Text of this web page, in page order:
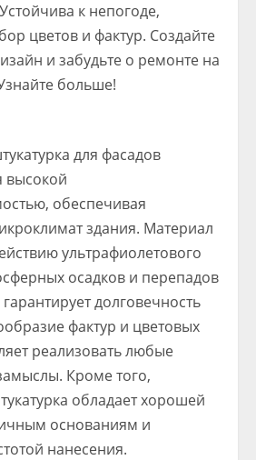
к непогоде,
цветов и фактур. Создайте
и забудьте о ремонте на
больше!
для фасадов
высокой
обеспечивая
здания. Материал
ультрафиолетового
осадков и перепадов
долговечность
фактур и цветовых
реализовать любые
Кроме того,
обладает хорошей
основаниям и
нанесения.